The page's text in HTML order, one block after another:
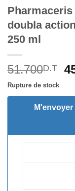
doubla
250 ml
51.700D.T
Rupture de stock